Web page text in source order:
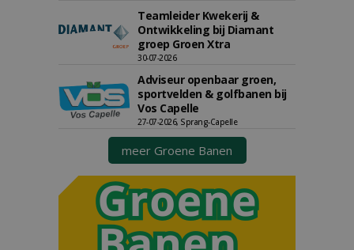
Teamleider Kwekerij &
Ontwikkeling bij Diamant
groep Groen Xtra
30-07-2026
Adviseur openbaar groen,
sportvelden & golfbanen bij
Vos Capelle
27-07-2026, Sprang-Capelle
meer Groene Banen